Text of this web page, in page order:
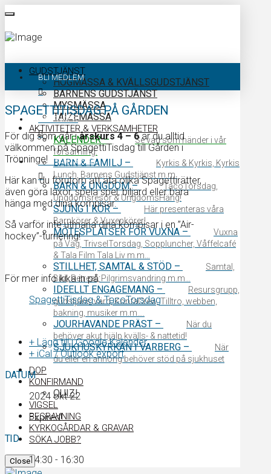
GUDSTJÄNST
HÖGMÄSSA & KVÄLLSGUDSTJÄNST
BARNENS GUDSTJÄNST
MYSMÄSSA
TAIZÉMÄSSA
AKTIVITETER & VERKSAMHETER
KALENDER–
Se vad som händer i vår
församling.
BARN & FAMILJ –
Kyrkis & Kyrkis, Kyrkis
Lunch, Barnens Gudstjänst m.m.
BARN & UNGDOM–
TacoTorsdag,
Ungdomsresor & UngdomsHäng!
SJUNG I KÖR–
Här presenteras våra
Barnkörer & Vuxenkörer!
MÖTESPLATSER FÖR VUXNA–
Vuxna
på Väg, TrivselTorsdag, Soppluncher, Våffelcafé
& Tala Film Tala Liv m.m…
STILLHET, SAMTAL & STÖD –
Samtal,
Bikt, Retreat, Pilgrimsvandring m.m…
IDEELLT ENGAGEMANG –
Resursgrupp,
gudstjänstvärd, KonfaCrew, Tilltro, webben,
bakning, musiker m.m….
JOURHAVANDE PRÄST –
När du
behöver akut hjälp kvälls- & nattetid!
SJUKHUSKYRKAN I VARBERG –
När
du eller en anhörig behöver stöd på sjukhuset
DOP
KONFIRMAND
QUIZ!
VIGSEL
BEGRAVNING
KYRKOGÅRDAR & GRAVAR
SÖKA JOBB?
Close
BLI MEDLEM
KALENDER
KONTAKTA OSS
SPAGETTITISDAG PÅ GÅRDEN
För dig som går iårskurs 4 – 6är du alltid
välkommen på SpagettiTisdag till Gården i
Trönninge!
Här kan du förutom att äta olika Spagettirätter,
även göra läxor, spela spel, biljard eller bara
hänga med dina kompisar.
Så varför inte utmana dina kompisar i en ”Air-
hockey”-turnering!
För mer info kika in på:
SpagettiTisdag & TacoTorsdag
+ Lägg till i Google Kalender
+ iCal / Outlook export
DATUM
2024 okt 22
Expired!
TID
14:30 - 16:30